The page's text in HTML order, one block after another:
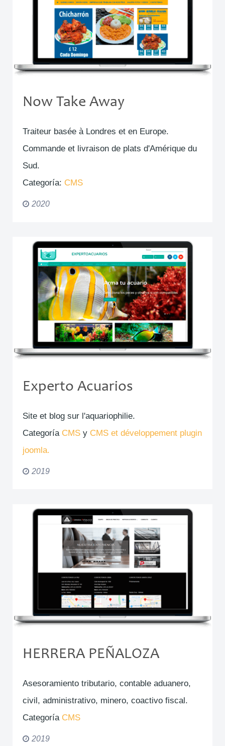
Now Take Away
Traiteur basée à Londres et en Europe.
Commande et livraison de plats d'Amérique du
Sud.
Categoría: CMS
2020
Experto Acuarios
Site et blog sur l'aquariophilie.
Categoría CMS y CMS et développement plugin
joomla.
2019
HERRERA PEÑALOZA
Asesoramiento tributario, contable aduanero,
civil, administrativo, minero, coactivo fiscal.
Categoría CMS
2019